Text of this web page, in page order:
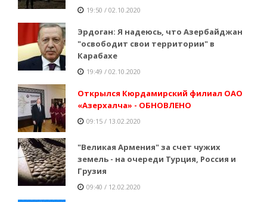
19:50 / 02.10.2020
Эрдоган: Я надеюсь, что Азербайджан
"освободит свои территории" в
Карабахе
19:49 / 02.10.2020
Открылся Кюрдамирский филиал ОАО
«Азерхалча» - ОБНОВЛЕНО
09:15 / 13.02.2020
"Великая Армения" за счет чужих
земель - на очереди Турция, Россия и
Грузия
09:40 / 12.02.2020